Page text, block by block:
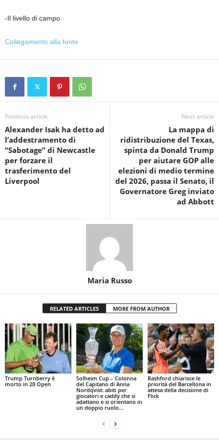
-Il livello di campo
Collegamento alla fonte
Previous article
Alexander Isak ha detto ad
l’addestramento di
“Sabotage” di Newcastle
per forzare il
trasferimento del
Liverpool
Next article
La mappa di
ridistribuzione del Texas,
spinta da Donald Trump
per aiutare GOP alle
elezioni di medio termine
del 2026, passa il Senato, il
Governatore Greg inviato
ad Abbott
Maria Russo
RELATED ARTICLES MORE FROM AUTHOR
Trump Turnberry è
morto in 28 Open
Solheim Cup – Colonna
del Capitano di Anna
Nordqvist: abiti per
giocatori e caddy che si
adattano e si orientano in
un doppio ruolo...
Rashford chiarisce le
priorità del Barcellona in
attesa della decisione di
Flick